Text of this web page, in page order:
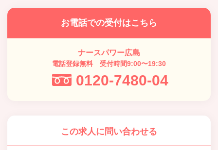
お電話での受付はこちら
ナースパワー広島
電話登録無料 受付時間9:00〜19:30
0120-7480-04
この求人に問い合わせる